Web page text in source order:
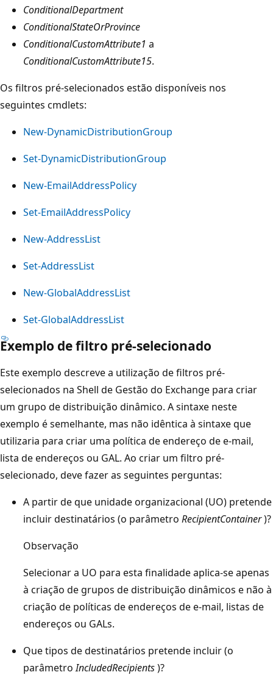
ConditionalDepartment
ConditionalStateOrProvince
ConditionalCustomAttribute1 a
ConditionalCustomAttribute15.
Os filtros pré-selecionados estão disponíveis nos
seguintes cmdlets:
New-DynamicDistributionGroup
Set-DynamicDistributionGroup
New-EmailAddressPolicy
Set-EmailAddressPolicy
New-AddressList
Set-AddressList
New-GlobalAddressList
Set-GlobalAddressList
Exemplo de filtro pré-selecionado
Este exemplo descreve a utilização de filtros pré-
selecionados na Shell de Gestão do Exchange para criar
um grupo de distribuição dinâmico. A sintaxe neste
exemplo é semelhante, mas não idêntica à sintaxe que
utilizaria para criar uma política de endereço de e-mail,
lista de endereços ou GAL. Ao criar um filtro pré-
selecionado, deve fazer as seguintes perguntas:
A partir de que unidade organizacional (UO) pretende
incluir destinatários (o parâmetro RecipientContainer)?
Observação
Selecionar a UO para esta finalidade aplica-se apenas
à criação de grupos de distribuição dinâmicos e não à
criação de políticas de endereços de e-mail, listas de
endereços ou GALs.
Que tipos de destinatários pretende incluir (o
parâmetroIncludedRecipients)?